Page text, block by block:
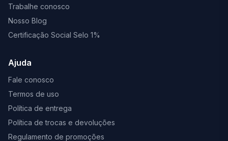
Trabalhe conosco
Nosso Blog
Certificação Social Selo 1%
Ajuda
Fale conosco
Termos de uso
Política de entrega
Política de trocas e devoluções
Regulamento de promoções